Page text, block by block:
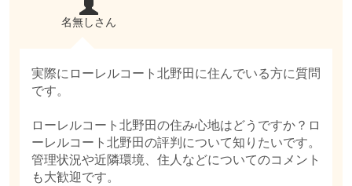
名無しさん
実際にローレルコート北野田に住んでいる方に質問
です。
ローレルコート北野田の住み心地はどうですか？ロ
ーレルコート北野田の評判について知りたいです。
管理状況や近隣環境、住人などについてのコメント
も大歓迎です。